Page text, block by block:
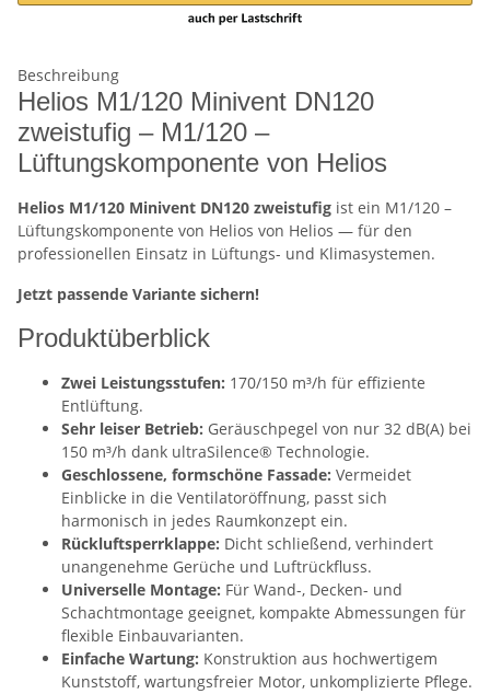
Beschreibung
Helios M1/120 Minivent DN120
zweistufig – M1/120 –
Lüftungskomponente von Helios
Helios M1/120 Minivent DN120 zweistufig ist ein M1/120 –
Lüftungskomponente von Helios von Helios — für den
professionellen Einsatz in Lüftungs- und Klimasystemen.
Jetzt passende Variante sichern!
Produktüberblick
Zwei Leistungsstufen: 170/150 m³/h für effiziente
Entlüftung.
Sehr leiser Betrieb: Geräuschpegel von nur 32 dB(A) bei
150 m³/h dank ultraSilence® Technologie.
Geschlossene, formschöne Fassade: Vermeidet
Einblicke in die Ventilatoröffnung, passt sich
harmonisch in jedes Raumkonzept ein.
Rückluftsperrklappe: Dicht schließend, verhindert
unangenehme Gerüche und Luftrückfluss.
Universelle Montage: Für Wand-, Decken- und
Schachtmontage geeignet, kompakte Abmessungen für
flexible Einbauvarianten.
Einfache Wartung: Konstruktion aus hochwertigem
Kunststoff, wartungsfreier Motor, unkomplizierte Pflege.